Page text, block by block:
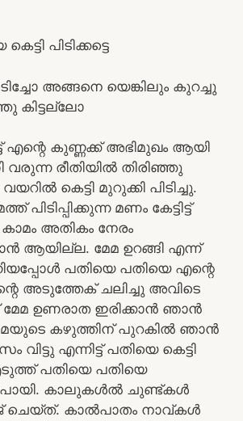
പിടിക്കട്ടെ
അങ്ങനെ യെങ്കിലും കുറച്ചു
കിട്ടല്ലോ
എന്റെ കുണ്ണക്ക് അഭിമുഖം ആയി
വരുന്ന രീതിയിൽ തിരിഞ്ഞു
കെട്ടി മുറുക്കി പിടിച്ചു.
മണം കേട്ടിട്ട്
അതികം നേരം
ആയില്ല. മേമ ഉറങ്ങി എന്ന്
പതിയെ പതിയെ എന്റെ
അടുത്തേക് ചലിച്ചു അവിടെ
മേമ ഉണരാത ഇരിക്കാൻ ഞാൻ
കഴുത്തിന് പുറകിൽ ഞാൻ
വിട്ടു എന്നിട്ട് പതിയെ കെട്ടി
പതിയെ പതിയെ
പോയി. കാലുകൾൽ ചുണ്ട്കൾ
ചെയ്ത്. കാൽപാതം നാവ്കൾ